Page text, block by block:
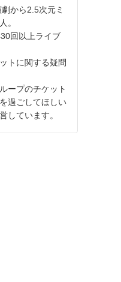
から2.5次元ミ
。
回以上ライブ
トに関する疑問
ープのチケット
過ごしてほしい
しています。